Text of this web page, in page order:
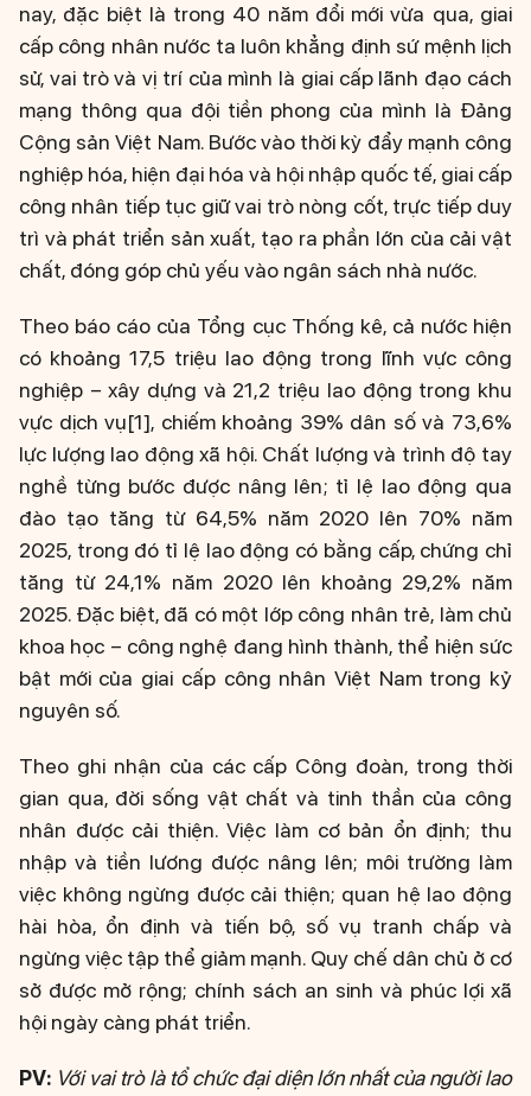
nay, đặc biệt là trong 40 năm đổi mới vừa qua, giai
cấp công nhân nước ta luôn khẳng định sứ mệnh lịch
sử, vai trò và vị trí của mình là giai cấp lãnh đạo cách
mạng thông qua đội tiền phong của mình là Đảng
Cộng sản Việt Nam. Bước vào thời kỳ đẩy mạnh công
nghiệp hóa, hiện đại hóa và hội nhập quốc tế, giai cấp
công nhân tiếp tục giữ vai trò nòng cốt, trực tiếp duy
trì và phát triển sản xuất, tạo ra phần lớn của cải vật
chất, đóng góp chủ yếu vào ngân sách nhà nước.
Theo báo cáo của Tổng cục Thống kê, cả nước hiện
có khoảng 17,5 triệu lao động trong lĩnh vực công
nghiệp – xây dựng và 21,2 triệu lao động trong khu
vực dịch vụ[1], chiếm khoảng 39% dân số và 73,6%
lực lượng lao động xã hội. Chất lượng và trình độ tay
nghề từng bước được nâng lên; tỉ lệ lao động qua
đào tạo tăng từ 64,5% năm 2020 lên 70% năm
2025, trong đó tỉ lệ lao động có bằng cấp, chứng chỉ
tăng từ 24,1% năm 2020 lên khoảng 29,2% năm
2025. Đặc biệt, đã có một lớp công nhân trẻ, làm chủ
khoa học – công nghệ đang hình thành, thể hiện sức
bật mới của giai cấp công nhân Việt Nam trong kỷ
nguyên số.
Theo ghi nhận của các cấp Công đoàn, trong thời
gian qua, đời sống vật chất và tinh thần của công
nhân được cải thiện. Việc làm cơ bản ổn định; thu
nhập và tiền lương được nâng lên; môi trường làm
việc không ngừng được cải thiện; quan hệ lao động
hài hòa, ổn định và tiến bộ, số vụ tranh chấp và
ngừng việc tập thể giảm mạnh. Quy chế dân chủ ở cơ
sở được mở rộng; chính sách an sinh và phúc lợi xã
hội ngày càng phát triển.
PV: Với vai trò là tổ chức đại diện lớn nhất của người lao